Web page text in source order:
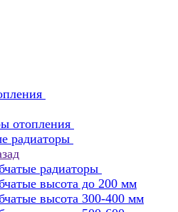
отопления
радиаторы
радиаторы
высота до 200 мм
высота 300-400 мм